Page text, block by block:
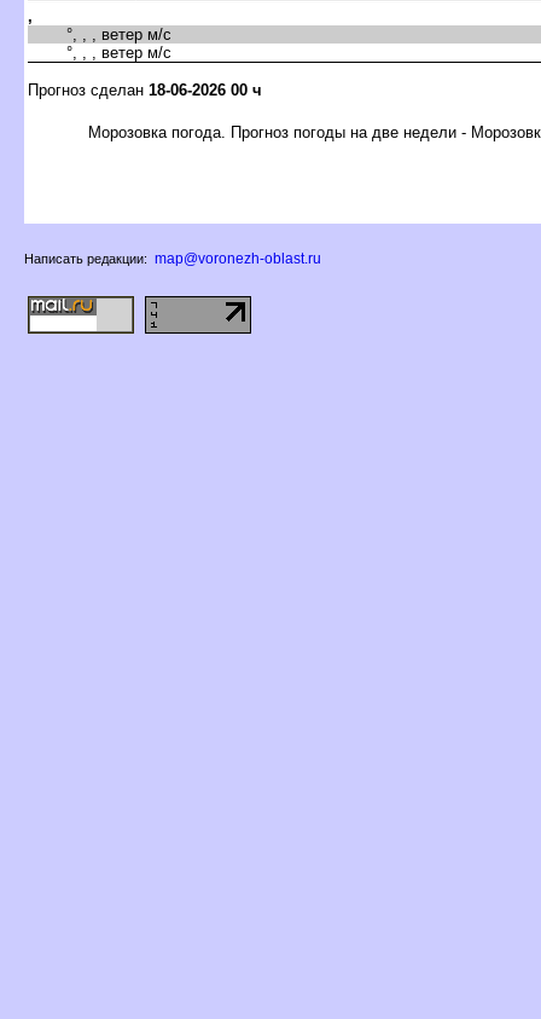
,
°, , , ветер м/с
°, , , ветер м/с
Прогноз сделан 18-06-2026 00 ч
Морозовка погода. Прогноз погоды на две недели -
Написать редакции: map@voronezh-oblast.ru